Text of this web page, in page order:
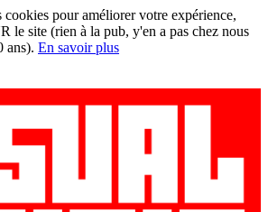
pour améliorer votre expérience,
le site (rien à la pub, y'en a pas chez nous
ans). En savoir plus